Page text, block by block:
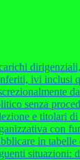
ivi inclusi
senza
e titolari
con
in tabelle
situazioni: